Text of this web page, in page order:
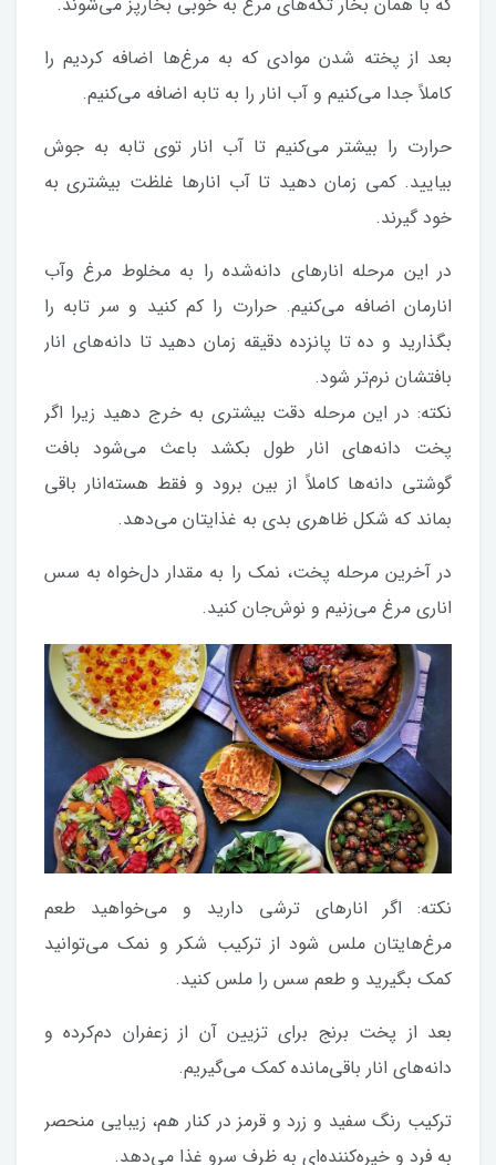
بعد از پخته شدن موادی که به مرغ‌ها اضافه کردیم را
کاملاً جدا می‌کنیم و آب انار را به تابه اضافه می‌کنیم.
حرارت را بیشتر می‌کنیم تا آب انار توی تابه به جوش
بیایید. کمی زمان دهید تا آب انارها غلظت بیشتری به
خود گیرند.
در این مرحله انارهای دانه‌شده را به مخلوط مرغ وآب
انارمان اضافه می‌کنیم. حرارت را کم کنید و سر تابه را
بگذارید و ده تا پانزده دقیقه زمان دهید تا دانه‌های انار
بافتشان نرم‌تر شود.
نکته: در این مرحله دقت بیشتری به خرج دهید زیرا اگر
پخت دانه‌های انار طول بکشد باعث می‌شود بافت
گوشتی دانه‌ها کاملاً از بین برود و فقط هسته‌انار باقی
بماند که شکل ظاهری بدی به غذایتان می‌دهد.
در آخرین مرحله پخت، نمک را به مقدار دل‌خواه به سس
اناری مرغ می‌زنیم و نوش‌جان کنید.
نکته: اگر انارهای ترشی دارید و می‌خواهید طعم
مرغ‌هایتان ملس شود از ترکیب شکر و نمک می‌توانید
کمک بگیرید و طعم سس را ملس کنید.
بعد از پخت برنج برای تزیین آن از زعفران دم‌کرده و
دانه‌های انار باقی‌مانده کمک می‌گیریم.
ترکیب رنگ سفید و زرد و قرمز در کنار هم، زیبایی منحصر
به فرد و خیره‌کننده‌ای به ظرف سرو غذا می‌دهد.